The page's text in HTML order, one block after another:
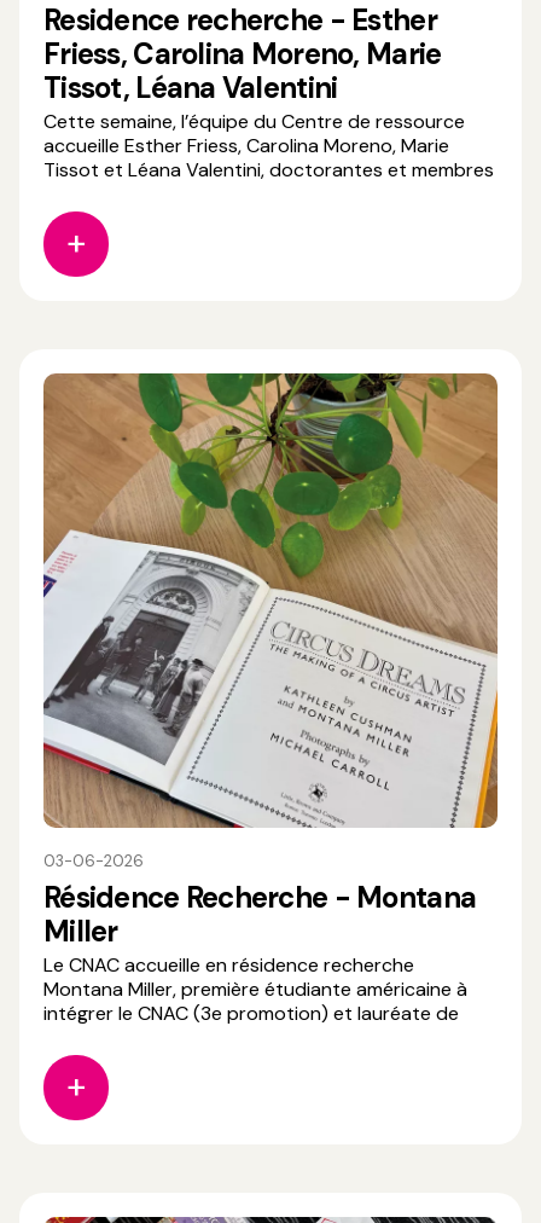
Residence recherche - Esther
Friess, Carolina Moreno, Marie
Tissot, Léana Valentini
Cette semaine, l’équipe du Centre de ressource
accueille Esther Friess, Carolina Moreno, Marie
Tissot et Léana Valentini, doctorantes et membres
projet « Soutien à la recherche en cirque 2026 » du
CNAC, elles se retrouvent pour une résidence d
03-06-2026
Résidence Recherche - Montana
Miller
Le CNAC accueille en résidence recherche
Montana Miller, première étudiante américaine à
intégrer le CNAC (3e promotion) et lauréate de
2026 ». Aujourd’hui enseignante-chercheuse à la
Bowling Green State University (Ohio, USA),
Montana a décidé d